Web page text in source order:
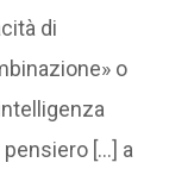
di
o
[…] a